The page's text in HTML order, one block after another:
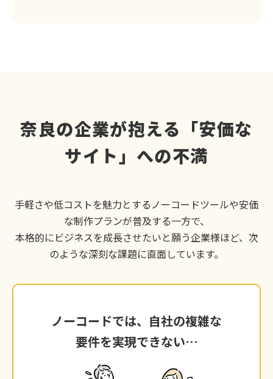
奈良の企業が抱える「安価な
サイト」への不満
手軽さや低コストを魅力とするノーコードツールや安価
な制作プランが普及する一方で、
本格的にビジネスを成長させたいと願う企業様ほど、次
のような深刻な課題に直面しています。
ノーコードでは、自社の複雑な
要件を実現できない…
ノーコードでは、自社の複雑な
要件を実現できない…